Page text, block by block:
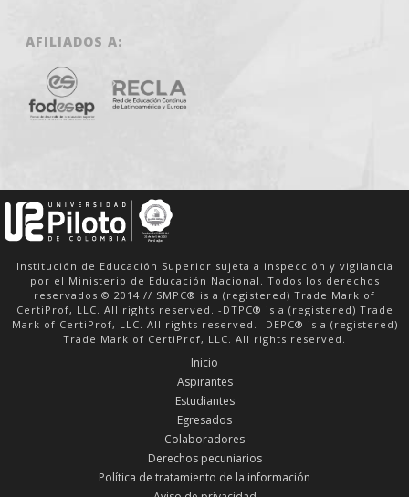
AFILIADOS A:
Institución de Educación Superior sujeta a inspección y vigilancia
por el Ministerio de Educación Nacional. Todos los derechos
reservados © 2014 // SMPC® is a (registered) Trade Mark of
CertiProf, LLC. All rights reserved. -DTPC® is a (registered) Trade
Mark of CertiProf, LLC. All rights reserved. -DEPC® is a (registered)
Trade Mark of CertiProf, LLC. All rights reserved.
Inicio
Aspirantes
Estudiantes
Egresados
Colaboradores
Derechos pecuniarios
Política de tratamiento de la información